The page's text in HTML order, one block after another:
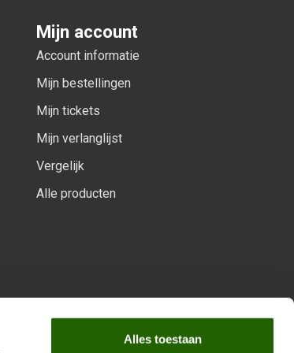
Alles toestaan
Mijn account
Account informatie
Mijn bestellingen
Mijn tickets
Mijn verlanglijst
Vergelijk
Alle producten